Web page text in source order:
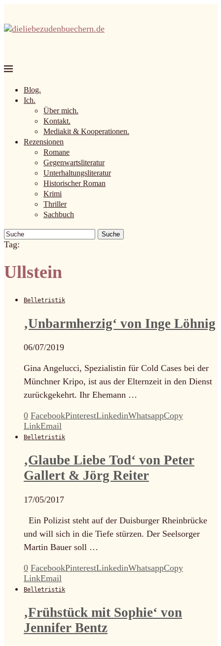
Blog.
Ich.
Über mich.
Kontakt.
Mediakit & Kooperationen.
Rezensionen
Romane
Gegenwartsliteratur
Unterhaltungsliteratur
Historischer Roman
Krimi
Thriller
Sachbuch
Suche
Tag:
Ullstein
Belletristik
‚Unbarmherzig‘ von Inge Löhnig
06/07/2019
Gina Angelucci, Spezialistin für Cold Cases bei der
Münchner Kripo, ist aus der Elternzeit in den Dienst
zurückgekehrt. Ihr Ehemann …
0 FacebookPinterestLinkedinWhatsappCopy
LinkEmail
Belletristik
‚Glaube Liebe Tod‘ von Peter
Gallert & Jörg Reiter
17/05/2017
Ein Polizist steht auf der Duisburger Rheinbrücke
und will sich in die Tiefe stürzen. Der Seelsorger
Martin Bauer soll …
0 FacebookPinterestLinkedinWhatsappCopy
LinkEmail
Belletristik
‚Frühstück mit Sophie‘ von
Jennifer Bentz